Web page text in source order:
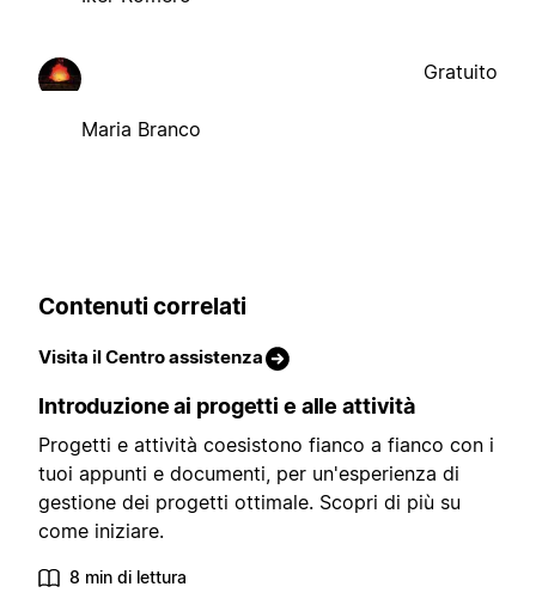
Maria Branco
Gratuito
Contenuti correlati
Visita il Centro assistenza
Introduzione ai progetti e alle attività
Progetti e attività coesistono fianco a fianco con i
tuoi appunti e documenti, per un'esperienza di
gestione dei progetti ottimale. Scopri di più su
come iniziare.
8 min di lettura